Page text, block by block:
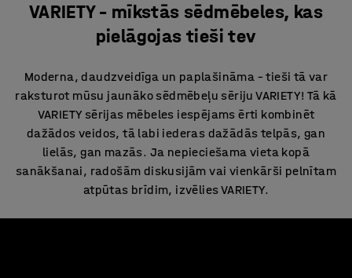
VARIETY – mīkstās sēdmēbeles, kas
pielāgojas tieši tev
Moderna, daudzveidīga un paplašināma – tieši tā var
raksturot mūsu jaunāko sēdmēbeļu sēriju VARIETY! Tā kā
VARIETY sērijas mēbeles iespējams ērti kombinēt
dažādos veidos, tā labi iederas dažādās telpās, gan
lielās, gan mazās. Ja nepieciešama vieta kopā
sanākšanai, radošām diskusijām vai vienkārši pelnītam
atpūtas brīdim, izvēlies VARIETY.